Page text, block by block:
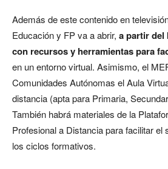
Además de este contenido en
Educación y FP va a abrir, a partir del
con recursos y herramientas para
en un entorno virtual. Asimismo, el
Comunidades Autónomas el Aula
distancia (apta para Primaria,
También habrá materiales de la
Profesional a Distancia para facilitar el
los ciclos formativos.